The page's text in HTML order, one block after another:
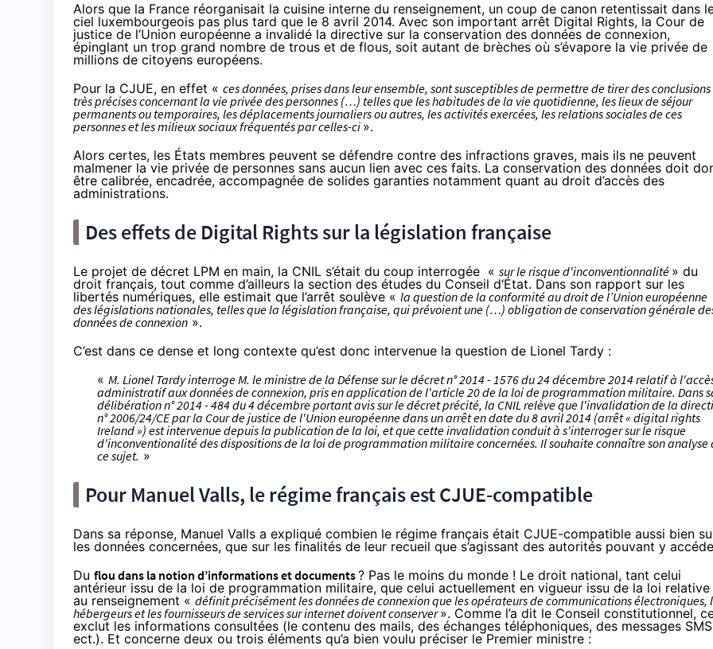
Alors que la France réorganisait la cuisine interne du renseignement, un coup de canon retentissait dans
ciel luxembourgeois pas plus tard que le 8 avril 2014. Avec son important arrêt Digital Rights, la Cour de
justice de l’Union européenne a invalidé la directive sur la conservation des données de connexion,
épinglant un trop grand nombre de trous et de flous, soit autant de brèches où s’évapore la vie privée de
millions de citoyens européens.
Pour la CJUE, en effet « ces données, prises dans leur ensemble, sont susceptibles de permettre de tirer des conclusions
très précises concernant la vie privée des personnes (…) telles que les habitudes de la vie quotidienne, les lieux de séjour
permanents ou temporaires, les déplacements journaliers ou autres, les activités exercées, les relations sociales de ces
personnes et les milieux sociaux fréquentés par celles-ci ».
Alors certes, les États membres peuvent se défendre contre des infractions graves, mais ils ne peuvent
malmener la vie privée de personnes sans aucun lien avec ces faits. La conservation des données doit
être calibrée, encadrée, accompagnée de solides garanties notamment quant au droit d’accès des
administrations.
Des effets de Digital Rights sur la législation française
Le projet de décret LPM en main, la CNIL s’était du coup interrogée « sur le risque d'inconventionnalité » du
droit français, tout comme d’ailleurs la section des études du Conseil d‘État. Dans son rapport sur les
libertés numériques, elle estimait que l’arrêt soulève « la question de la conformité au droit de l’Union européenne
des législations nationales, telles que la législation française, qui prévoient une (…) obligation de conservation générale
données de connexion ».
C’est dans ce dense et long contexte qu’est donc intervenue la question de Lionel Tardy :
« M. Lionel Tardy interroge M. le ministre de la Défense sur le décret n° 2014 - 1576 du 24 décembre 2014 relatif à
administratif aux données de connexion, pris en application de l'article 20 de la loi de programmation militaire. Dans
délibération n° 2014 - 484 du 4 décembre portant avis sur le décret précité, la CNIL relève que l'invalidation de la
n° 2006/24/CE par la Cour de justice de l'Union européenne dans un arrêt en date du 8 avril 2014 (arrêt « digital rights
Ireland ») est intervenue depuis la publication de la loi, et que cette invalidation conduit à s'interroger sur le risque
d'inconventionalité des dispositions de la loi de programmation militaire concernées. Il souhaite connaître son analyse
ce sujet. »
Pour Manuel Valls, le régime français est CJUE-compatible
Dans sa réponse, Manuel Valls a expliqué combien le régime français était CJUE-compatible aussi bien
les données concernées, que sur les finalités de leur recueil que s’agissant des autorités pouvant y
Du flou dans la notion d’informations et documents? Pas le moins du monde ! Le droit national, tant celui
antérieur issu de la loi de programmation militaire, que celui actuellement en vigueur issu de la loi relative
au renseignement « définit précisément les données de connexion que les opérateurs de communications électroniques,
hébergeurs et les fournisseurs de services sur internet doivent conserver». Comme l’a dit le Conseil constitutionnel,
exclut les informations consultées (le contenu des mails, des échanges téléphoniques, des messages
ect.). Et concerne deux ou trois éléments qu’a bien voulu préciser le Premier ministre :